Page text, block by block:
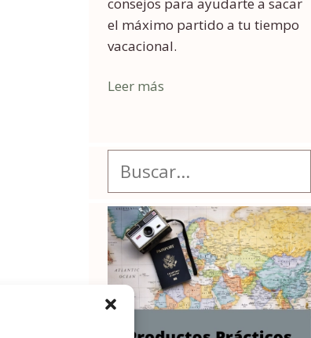
consejos para ayudarte a sacar
el máximo partido a tu tiempo
vacacional.
Leer más